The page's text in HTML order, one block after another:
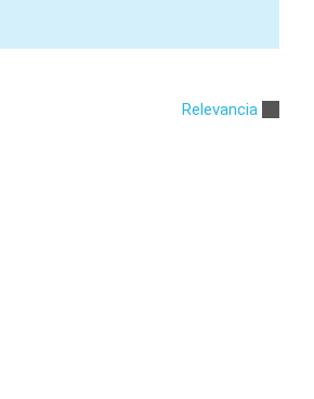
Relevancia